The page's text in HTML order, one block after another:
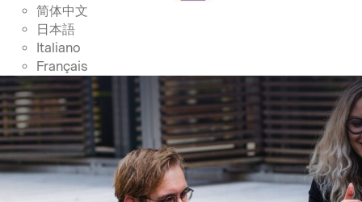
简体中文
日本語
Italiano
Français